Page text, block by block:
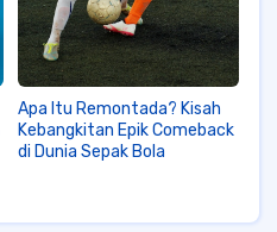
Apa Itu Remontada? Kisah
Kebangkitan Epik Comeback
di Dunia Sepak Bola